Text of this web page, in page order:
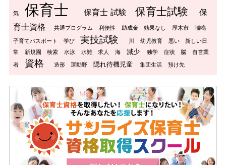
気 保育士 保育士 試験 保育士試験
保
育士資格
共通プログラム 利便性 助成金 効果なし 厚木市
喘鳴
子育てパスポート
学び 実技試験 川 幼児教育 悪い
新しい日
常
新規園 検索 水泳 水難 求人 海 減少 独学 症状 脳
自営業
者
資格 造形 運動野 隠れ待機児童 集団生活 預け先